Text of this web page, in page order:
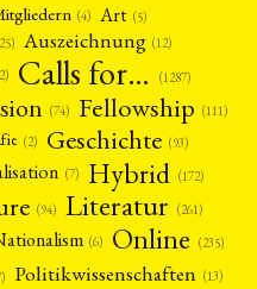
(4) Art (5)
Auszeichnung (12)
Calls for… (1287)
(74) Fellowship (111)
(2) Geschichte (93)
(7) Hybrid (172)
(94) Literatur (261)
(6) Online (235)
Politikwissenschaften (13)